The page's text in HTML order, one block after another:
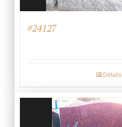
#24127
Détails